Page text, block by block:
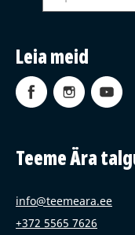
Leia meid
Teeme Ära
info@teemeara.ee
+372 5565 7626